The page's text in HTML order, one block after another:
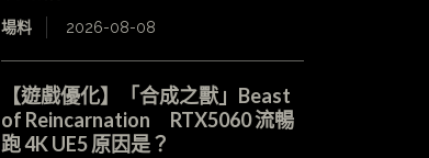
場料 2026-08-08
【遊戲優化】「合成之獸」Beast
of Reincarnation RTX5060 流暢
跑 4K UE5 原因是？